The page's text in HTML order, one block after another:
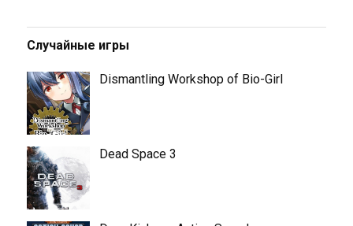
Случайные игры
Dismantling Workshop of Bio-Girl
Dead Space 3